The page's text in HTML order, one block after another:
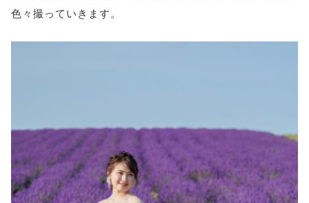
色々撮っていきます。